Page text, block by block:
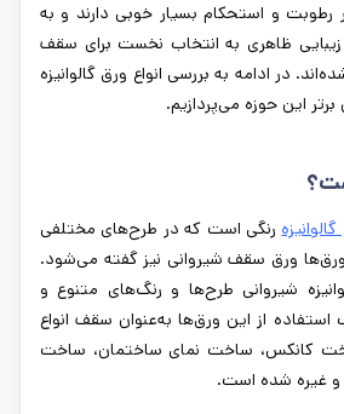
رطوبت و استحکام بسیار خوبی دارند و به
ظاهری به انتخاب نخست برای سقف
در ادامه به بررسی انواع ورق گالوانیزه
برتر این حوزه می‌پردازیم.
رنگی است که در طرح‌های مختلفی
ورق سقف شیروانی نیز گفته می‌شود.
شیروانی طرح‌ها و رنگ‌های متنوع و
از این ورق‌ها به‌عنوان سقف انواع
کانکس، ساخت نمای ساختمان، ساخت
و غیره شده است.